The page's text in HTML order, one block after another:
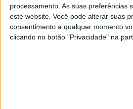
processamento. As suas preferências
este website. Você pode alterar suas
consentimento a qualquer momento
clicando no botão "Privacidade" na